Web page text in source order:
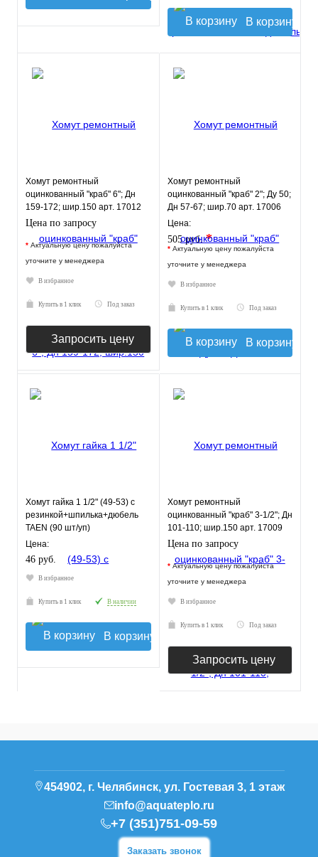
В корзину
Хомут ремонтный
оцинкованный "краб" 6"; Дн
159-172; шир.150 арт. 17012
Цена по запросу
* Актуальную цену пожалуйста
уточните у менеджера
В избранное
Купить в 1 клик Под заказ
Запросить цену
Хомут ремонтный
оцинкованный "краб" 2"; Ду 50;
Дн 57-67; шир.70 арт. 17006
Цена:
505 руб.*
* Актуальную цену пожалуйста
уточните у менеджера
В избранное
Купить в 1 клик Под заказ
В корзину
Хомут гайка 1 1/2" (49-53) с
резинкой+шпилька+дюбель
TAEN (90 шт/уп)
Цена:
46 руб.
В избранное
Купить в 1 клик В наличии
В корзину
Хомут ремонтный
оцинкованный "краб" 3-1/2"; Дн
101-110; шир.150 арт. 17009
Цена по запросу
* Актуальную цену пожалуйста
уточните у менеджера
В избранное
Купить в 1 клик Под заказ
Запросить цену
454902, г. Челябинск, ул. Гостевая 3, 1 этаж
info@aquateplo.ru
+7 (351)751-09-59
Заказать звонок